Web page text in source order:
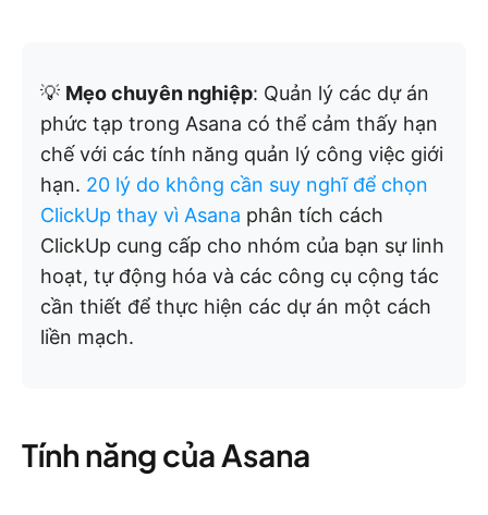
💡 Mẹo chuyên nghiệp: Quản lý các dự án
phức tạp trong Asana có thể cảm thấy hạn
chế với các tính năng quản lý công việc giới
hạn. 20 lý do không cần suy nghĩ để chọn
ClickUp thay vì Asana phân tích cách
ClickUp cung cấp cho nhóm của bạn sự linh
hoạt, tự động hóa và các công cụ cộng tác
cần thiết để thực hiện các dự án một cách
liền mạch.
Tính năng của Asana